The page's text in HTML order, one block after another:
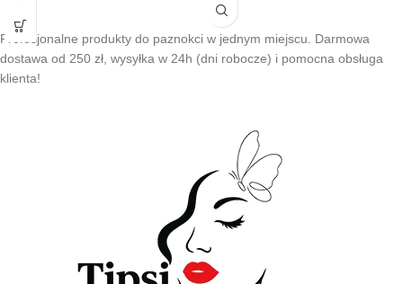
Profesjonalne produkty do paznokci w jednym miejscu. Darmowa
dostawa od 250 zł, wysyłka w 24h (dni robocze) i pomocna obsługa
klienta!